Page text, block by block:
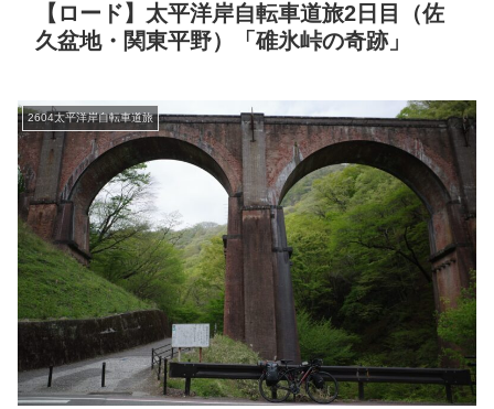
【ロード】太平洋岸自転車道旅2日目（佐
久盆地・関東平野）「碓氷峠の奇跡」
2604太平洋岸自転車道旅